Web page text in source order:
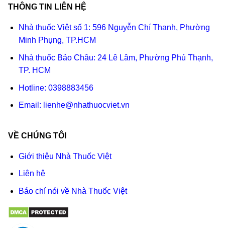
THÔNG TIN LIÊN HỆ
Nhà thuốc Việt số 1: 596 Nguyễn Chí Thanh, Phường
Minh Phụng, TP.HCM
Nhà thuốc Bảo Châu: 24 Lê Lâm, Phường Phú Thạnh,
TP. HCM
Hotline: 0398883456
Email: lienhe@nhathuocviet.vn
VỀ CHÚNG TÔI
Giới thiệu Nhà Thuốc Việt
Liên hệ
Báo chí nói về Nhà Thuốc Việt